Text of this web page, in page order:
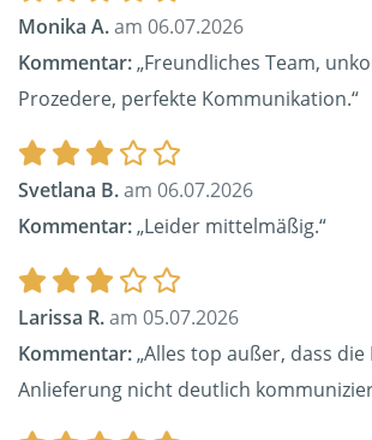
Monika A.am 06.07.2026
Kommentar:„Freundliches Team,
Prozedere, perfekte Kommunikation.“
Svetlana B.am 06.07.2026
Kommentar:„Leider mittelmäßig.“
Larissa R.am 05.07.2026
Kommentar:„Alles top außer, dass
Anlieferung nicht deutlich